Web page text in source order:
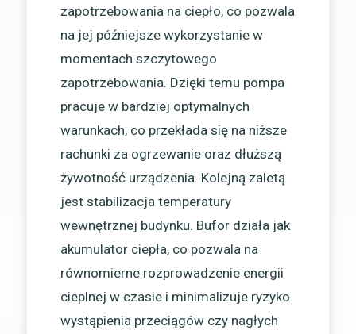
zapotrzebowania na ciepło, co pozwala
na jej późniejsze wykorzystanie w
momentach szczytowego
zapotrzebowania. Dzięki temu pompa
pracuje w bardziej optymalnych
warunkach, co przekłada się na niższe
rachunki za ogrzewanie oraz dłuższą
żywotność urządzenia. Kolejną zaletą
jest stabilizacja temperatury
wewnętrznej budynku. Bufor działa jak
akumulator ciepła, co pozwala na
równomierne rozprowadzenie energii
cieplnej w czasie i minimalizuje ryzyko
wystąpienia przeciągów czy nagłych